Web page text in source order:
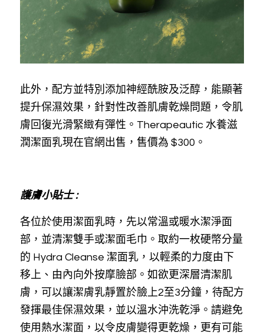
此外，配方並特別添加神經酰胺及泛醇，能顯著
提升保濕效果，針對性改善肌膚乾燥問題，令肌
膚回復光滑緊緻有彈性。Therapeautic 水養滋
潤潔面乳現在官網出售，售價為 $300。
護膚小貼士 :
各位於使用潔面乳時，先以常溫或暖水潔淨面
部，並清潔雙手或潔面毛巾。取約一枚硬幣分量
的 Hydra Cleanse 潔面乳，以輕柔的力度由下
移上、由內向外按摩臉部。如欲更深層清潔肌
膚，可以讓潔膚乳靜置於臉上2至3分鐘，待配方
發揮最佳保濕效果，並以溫水沖洗乾淨。請避免
使用熱水潔面，以令皮膚變得更乾燥，更有可能